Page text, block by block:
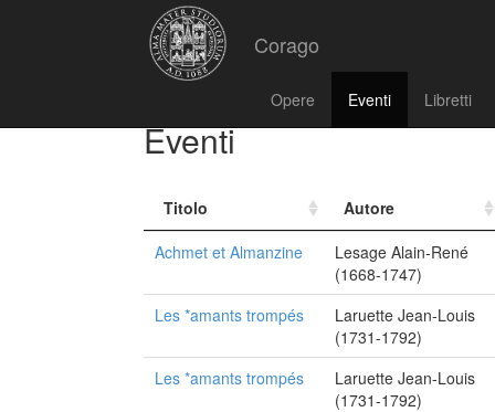
Corago
Opere Eventi Libretti
Eventi
Titolo
Autore
Achmet et Almanzine
Lesage Alain-René
(1668-1747)
Les *amants trompés
Laruette Jean-Louis
(1731-1792)
Les *amants trompés
Laruette Jean-Louis
(1731-1792)